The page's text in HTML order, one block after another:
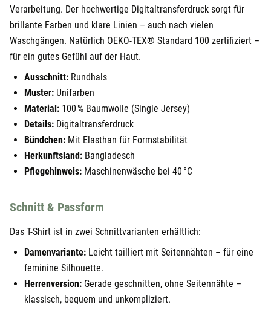
Verarbeitung. Der hochwertige Digitaltransferdruck sorgt für
brillante Farben und klare Linien – auch nach vielen
Waschgängen. Natürlich OEKO-TEX® Standard 100 zertifiziert –
für ein gutes Gefühl auf der Haut.
Ausschnitt: Rundhals
Muster: Unifarben
Material: 100 % Baumwolle (Single Jersey)
Details: Digitaltransferdruck
Bündchen: Mit Elasthan für Formstabilität
Herkunftsland: Bangladesch
Pflegehinweis: Maschinenwäsche bei 40 °C
Schnitt & Passform
Das T-Shirt ist in zwei Schnittvarianten erhältlich:
Damenvariante: Leicht tailliert mit Seitennähten – für eine
feminine Silhouette.
Herrenversion: Gerade geschnitten, ohne Seitennähte –
klassisch, bequem und unkompliziert.